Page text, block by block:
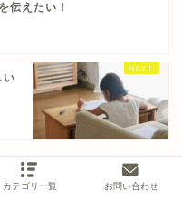
伝えたい！
い
カテゴリ一覧 お問い合わせ